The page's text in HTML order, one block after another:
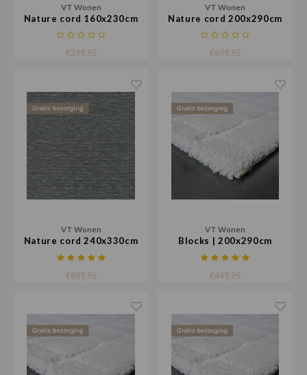
VT Wonen
Nature cord 160x230cm
€399,95
VT Wonen
Nature cord 200x290cm
€699,95
VT Wonen
Nature cord 240x330cm
€899,95
VT Wonen
Blocks | 200x290cm
€649,95